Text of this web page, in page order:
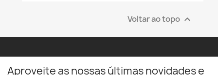
Voltar ao topo 
Aproveite as nossas últimas novidades e